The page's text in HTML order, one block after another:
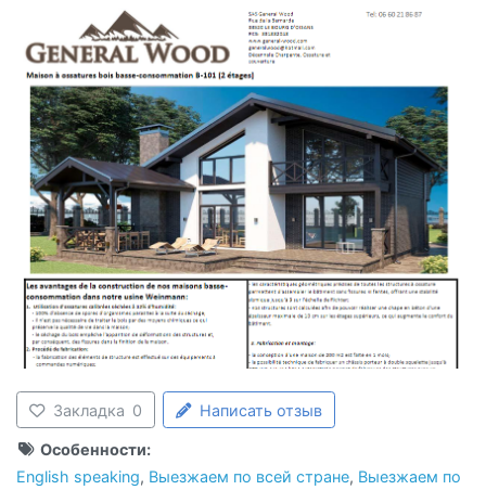
Закладка 0 Написать отзыв
Особенности:
English speaking, Выезжаем по всей стране, Выезжаем по